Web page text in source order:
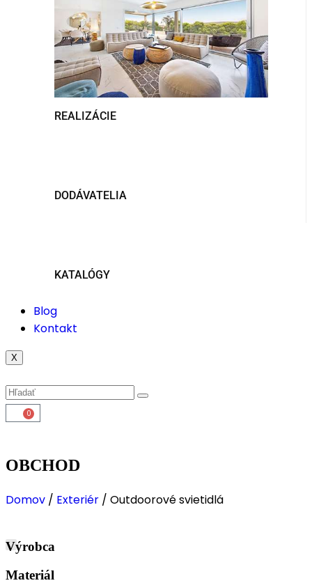
REALIZÁCIE
DODÁVATELIA
KATALÓGY
Blog
Kontakt
X
0
OBCHOD
Domov / Exteriér / Outdoorové svietidlá
Výrobca
Materiál